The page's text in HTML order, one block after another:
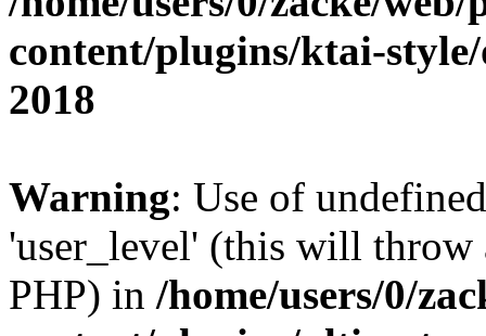
content/plugins/ktai-
2018
Warning: Use of
'user_level' (this will
PHP) in /home/users/0/